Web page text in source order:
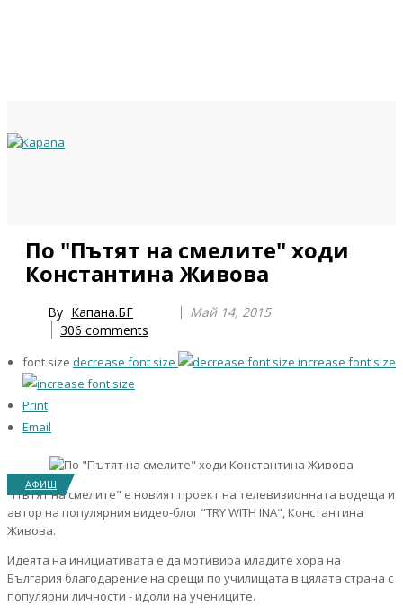
По "Пътят на смелите" ходи
Константина Живова
By Капана.БГ
Май 14, 2015
306 comments
font size decrease font size increase font size
Print
Email
АФИШ
"Пътят на смелите" е новият проект на телевизионната водеща и
автор на популярния видео-блог "TRY WITH INA", Константина
Живова.
Идеята на инициативата е да мотивира младите хора на
България благодарение на срещи по училищата в цялата страна с
популярни личности - идоли на учениците.
Year
Month
Year
Month